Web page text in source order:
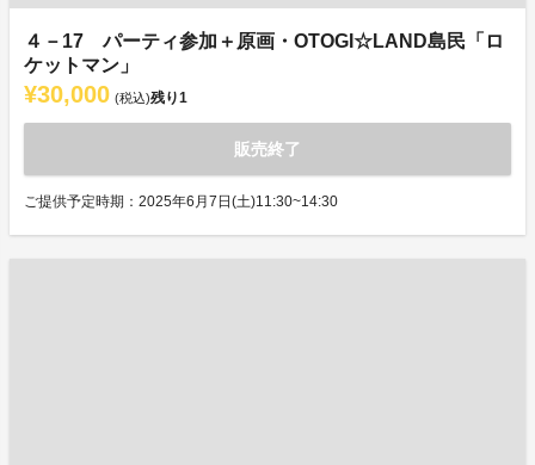
４－17 パーティ参加＋原画・OTOGI☆LAND島民「ロ
ケットマン」
¥30,000 (税込)残り1
販売終了
ご提供予定時期：2025年6月7日(土)11:30~14:30